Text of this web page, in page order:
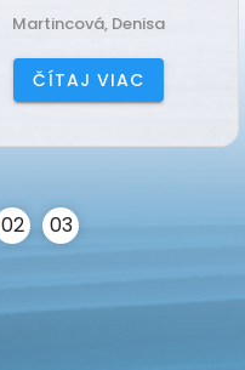
Jančová, Katarína
ČÍTAJ VIAC
02 03